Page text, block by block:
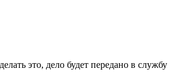
это, дело будет передано в службу